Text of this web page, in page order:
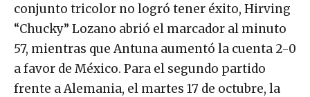
conjunto tricolor no logró tener éxito, Hirving
“Chucky” Lozano abrió el marcador al minuto
57, mientras que Antuna aumentó la cuenta 2-0
a favor de México. Para el segundo partido
frente a Alemania, el martes 17 de octubre, la